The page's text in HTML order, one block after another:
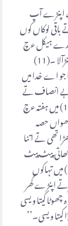
اپنڑے آپ
لوکاں کوں
مثال ڈسی جو۔(10) ڈو بندے ہیکل ءچ
دعا کرنڑ کیتے گئے ہک فریسی تے ڈوجھا ڈوجھا سود گھنڑآلا ۔(11)
جو اے خدا میں
بے انصاف تے
زنا کار نیں یا ایں محصول گھنڑ آلے عالی کار نیں۔ (12) میں ہفتہ ءچ
حصہ
کھڑا تھی تے اتنا
پیٹ پیٹ
تے آکھیا اے خداوند میں گنہگار اتے رحم کر۔(14) میں تہاکوں
اپنڑے گھر
کیتا ویسی
ویسی۔’’